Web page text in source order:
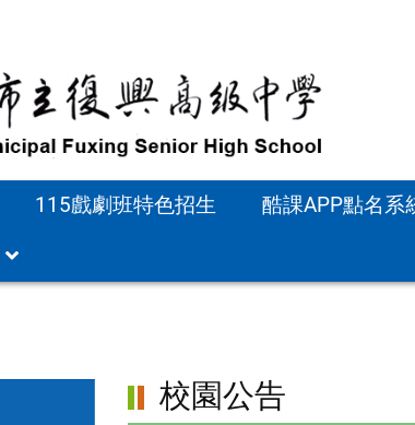
115戲劇班特色招生 酷課APP點名系
校園公告